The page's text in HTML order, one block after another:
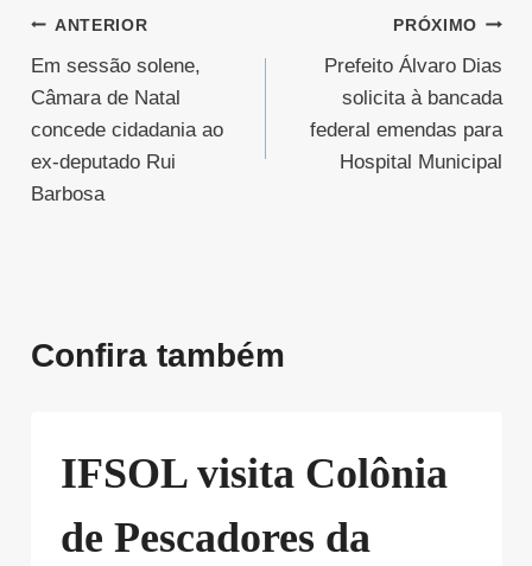
Navegação
de
Post
ANTERIOR
Em sessão solene,
Câmara de Natal
concede cidadania ao
ex-deputado Rui
Barbosa
PRÓXIMO
Prefeito Álvaro Dias
solicita à bancada
federal emendas para
Hospital Municipal
Confira também
IFSOL visita Colônia
de Pescadores da